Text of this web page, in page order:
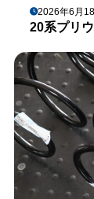
2026年6月
20系プリ